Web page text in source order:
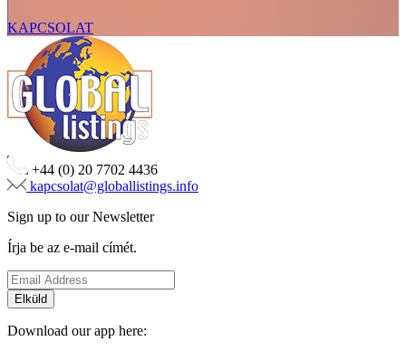
KAPCSOLAT
+44 (0) 20 7702 4436
kapcsolat@globallistings.info
Sign up to our Newsletter
Írja be az e-mail címét.
Download our app here: